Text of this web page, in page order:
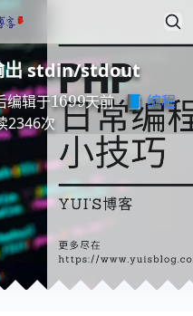
出 stdin/stdout
编 辑于 天 前
后编辑于1699
天前
📘编程
2346次